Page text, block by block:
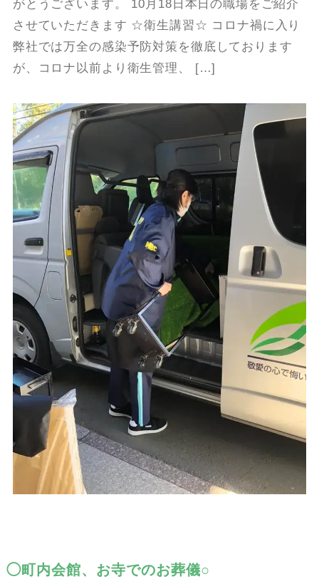
がとうございます。 10月18日本日の職場をご紹介
させていただきます ☆衛生講習☆ コロナ禍に入り
弊社では万全の感染予防対策を徹底しております
が、コロナ以前より衛生管理、 […]
◯町内会館、お寺でのお葬儀○